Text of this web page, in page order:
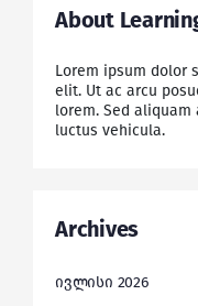
About
Lorem ipsum dolor
elit. Ut ac arcu
lorem. Sed
luctus vehicula.
Archives
ივლისი 2026